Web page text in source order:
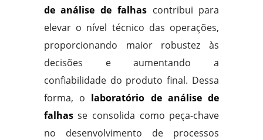
de análise de falhascontribui para
elevar o nível técnico das operações,
proporcionando maior robustez às
decisões e aumentando a
confiabilidade do produto final. Dessa
forma, o laboratório de análise de
falhasse consolida como peça-chave
no desenvolvimento de processos